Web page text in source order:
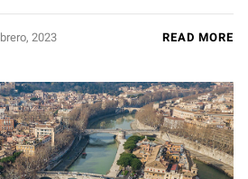
2023 READ MORE